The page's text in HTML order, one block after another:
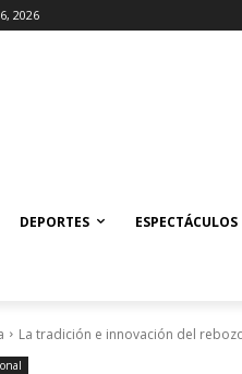
2026
DEPORTES ESPECTÁCULOS
La tradición e innovación del